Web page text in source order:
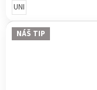
UNI
NÁŠ TIP